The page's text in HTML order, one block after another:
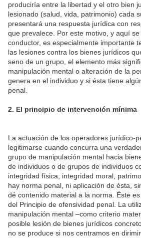
produciría entre la libertad y el otro bien
lesionado (salud, vida, patrimonio) cada
presentará una respuesta jurídica con
que prevalece. Por este motivo, y aquí
conductor, es especialmente importante
las lesiones contra los bienes jurídicos
seno de un grupo, el elemento más
manipulación mental o alteración de la
genera en el individuo y si ésta tiene
penal.
2. El principio de intervención mínima
La actuación de los operadores jurídico-
legitimarse cuando concurra una
grupo de manipulación mental hacia
de individuos o de grupos de individuos
integridad física, integridad moral,
hay norma penal, ni aplicación de ésta,
dé contenido material a la norma. Éste
del Principio de ofensividad penal. La
manipulación mental –como criterio
posible lesión de bienes jurídicos
no se produce si nos centramos en